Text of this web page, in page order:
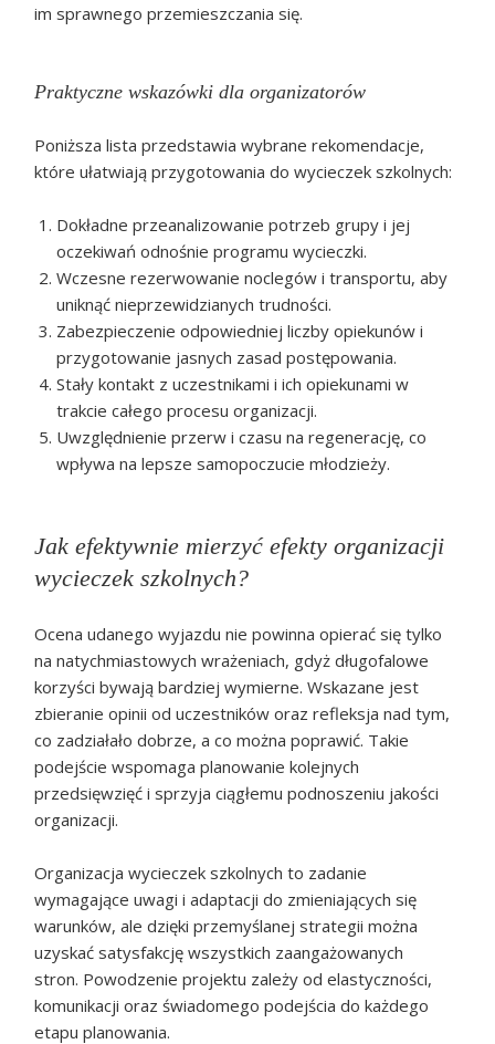
im sprawnego przemieszczania się.
Praktyczne wskazówki dla organizatorów
Poniższa lista przedstawia wybrane rekomendacje,
które ułatwiają przygotowania do wycieczek szkolnych:
Dokładne przeanalizowanie potrzeb grupy i jej
oczekiwań odnośnie programu wycieczki.
Wczesne rezerwowanie noclegów i transportu, aby
uniknąć nieprzewidzianych trudności.
Zabezpieczenie odpowiedniej liczby opiekunów i
przygotowanie jasnych zasad postępowania.
Stały kontakt z uczestnikami i ich opiekunami w
trakcie całego procesu organizacji.
Uwzględnienie przerw i czasu na regenerację, co
wpływa na lepsze samopoczucie młodzieży.
Jak efektywnie mierzyć efekty organizacji
wycieczek szkolnych?
Ocena udanego wyjazdu nie powinna opierać się tylko
na natychmiastowych wrażeniach, gdyż długofalowe
korzyści bywają bardziej wymierne. Wskazane jest
zbieranie opinii od uczestników oraz refleksja nad tym,
co zadziałało dobrze, a co można poprawić. Takie
podejście wspomaga planowanie kolejnych
przedsięwzięć i sprzyja ciągłemu podnoszeniu jakości
organizacji.
Organizacja wycieczek szkolnych to zadanie
wymagające uwagi i adaptacji do zmieniających się
warunków, ale dzięki przemyślanej strategii można
uzyskać satysfakcję wszystkich zaangażowanych
stron. Powodzenie projektu zależy od elastyczności,
komunikacji oraz świadomego podejścia do każdego
etapu planowania.